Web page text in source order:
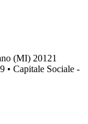
(MI) 20121
• Capitale Sociale -